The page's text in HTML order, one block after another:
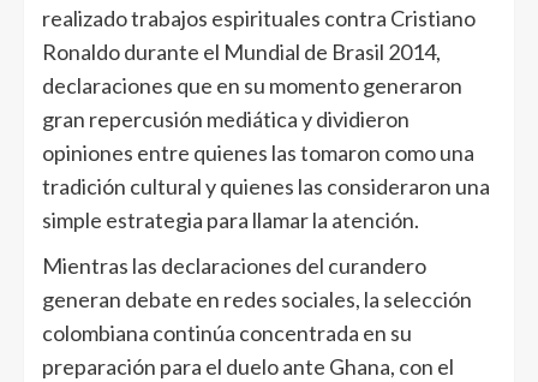
realizado trabajos espirituales contra Cristiano
Ronaldo durante el Mundial de Brasil 2014,
declaraciones que en su momento generaron
gran repercusión mediática y dividieron
opiniones entre quienes las tomaron como una
tradición cultural y quienes las consideraron una
simple estrategia para llamar la atención.
Mientras las declaraciones del curandero
generan debate en redes sociales, la selección
colombiana continúa concentrada en su
preparación para el duelo ante Ghana, con el